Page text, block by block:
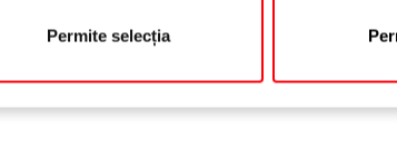
Permite selecția